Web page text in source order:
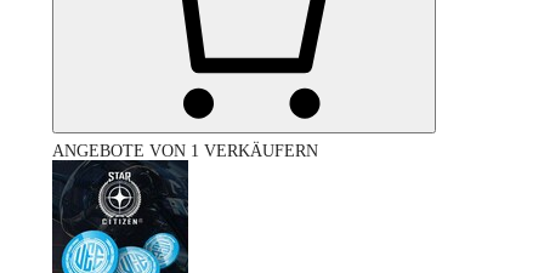
ANGEBOTE VON 1 VERKÄUFERN